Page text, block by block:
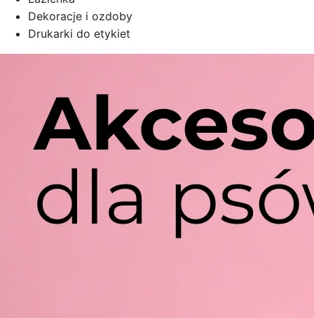
Dekoracje i ozdoby
Drukarki do etykiet